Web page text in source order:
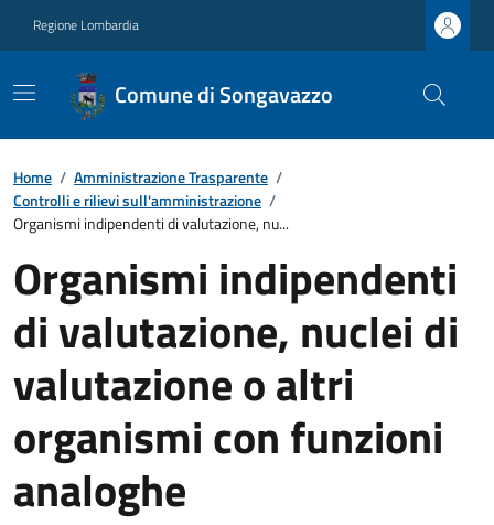
Regione Lombardia
Comune di Songavazzo
Home / Amministrazione Trasparente /
Controlli e rilievi sull'amministrazione /
Organismi indipendenti di valutazione, nu...
Organismi indipendenti
di valutazione, nuclei di
valutazione o altri
organismi con funzioni
analoghe